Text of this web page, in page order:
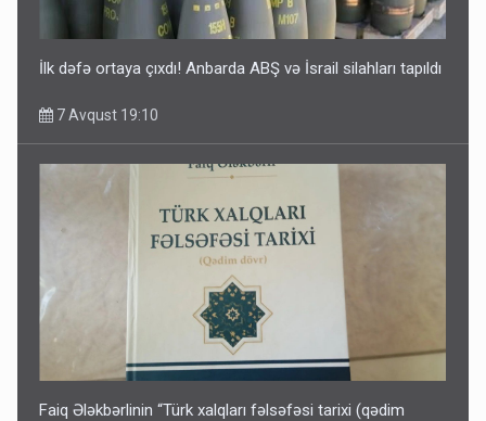
İlk dəfə ortaya çıxdı! Anbarda ABŞ və İsrail silahları tapıldı
7 Avqust 19:10
Faiq Ələkbərlinin “Türk xalqları fəlsəfəsi tarixi (qədim